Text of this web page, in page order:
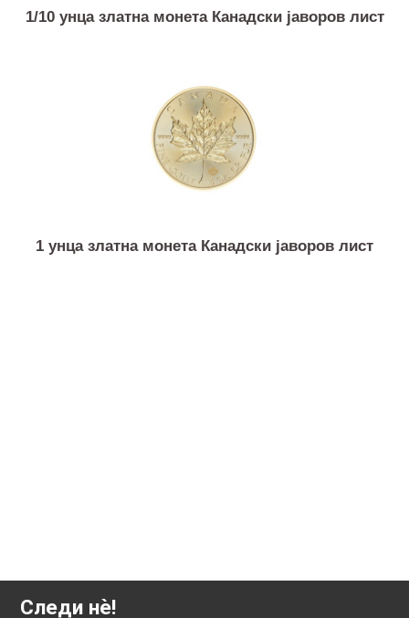
1/10 унца златна монета Канадски јаворов лист